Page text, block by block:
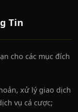
Tin
cho các mục đích
xử lý giao dịch
vụ cá cược;